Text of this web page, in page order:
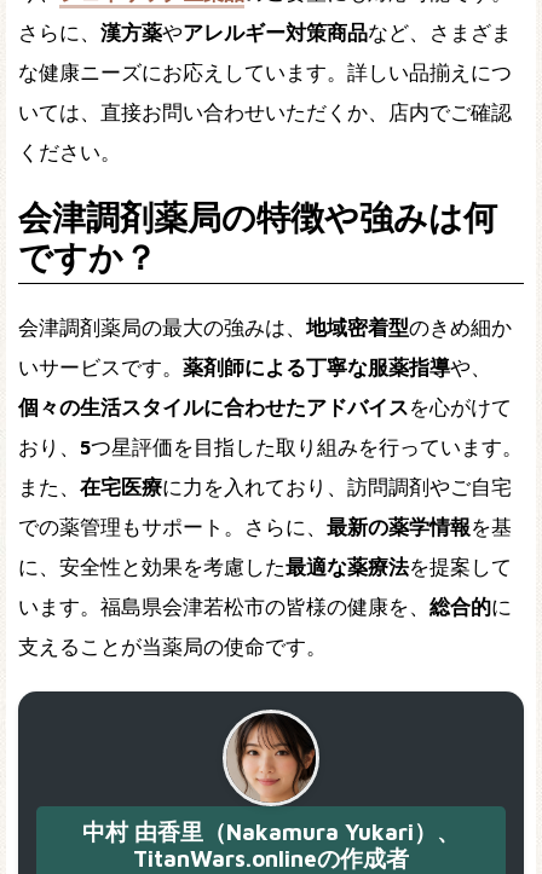
さらに、 漢方薬やアレルギー対策商品など、さまざま
な健康ニーズにお応えしています。詳しい品揃えにつ
いては、直接お問い合わせいただくか、店内でご確認
ください。
会津調剤薬局の特徴や強みは何
ですか？
会津調剤薬局の最大の強みは、 地域密着型のきめ細か
いサービスです。 薬剤師による丁寧な服薬指導や、
個々の生活スタイルに合わせたアドバイスを心がけて
おり、 5つ星評価を目指した取り組みを行っています。
また、 在宅医療に力を入れており、訪問調剤やご自宅
での薬管理もサポート。さらに、 最新の薬学情報を基
に、安全性と効果を考慮した最適な薬療法を提案して
います。福島県会津若松市の皆様の健康を、 総合的に
支えることが当薬局の使命です。
中村 由香里（Nakamura Yukari）、
TitanWars.onlineの作成者